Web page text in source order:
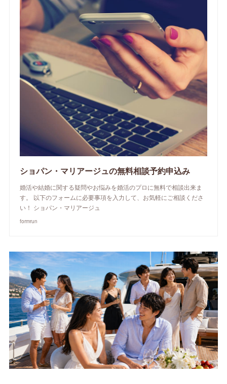
ショパン・マリアージュの無料相談予約申込み
婚活や結婚に関する疑問やお悩みを婚活のプロに無料で相談出来ま
す。 以下のフォームに必要事項を入力して、お気軽にご相談くださ
い！ ショパン・マリアージュ
formrun